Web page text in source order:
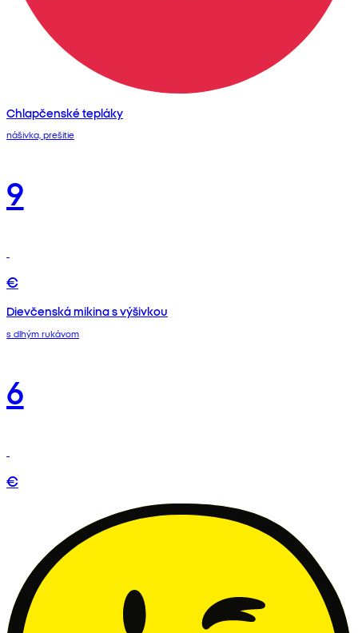
Chlapčenské tepláky
nášivka, prešitie
9
€
Dievčenská mikina s výšivkou
s dlhým rukávom
6
€